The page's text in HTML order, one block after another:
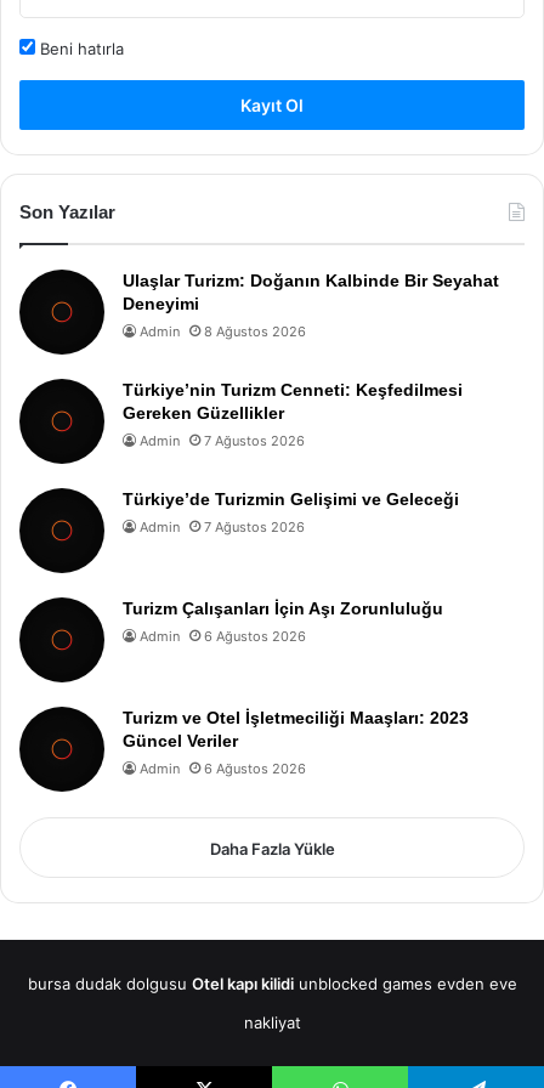
Beni hatırla
Kayıt Ol
Son Yazılar
Ulaşlar Turizm: Doğanın Kalbinde Bir Seyahat
Deneyimi
Admin 8 Ağustos 2026
Türkiye’nin Turizm Cenneti: Keşfedilmesi
Gereken Güzellikler
Admin 7 Ağustos 2026
Türkiye’de Turizmin Gelişimi ve Geleceği
Admin 7 Ağustos 2026
Turizm Çalışanları İçin Aşı Zorunluluğu
Admin 6 Ağustos 2026
Turizm ve Otel İşletmeciliği Maaşları: 2023
Güncel Veriler
Admin 6 Ağustos 2026
Daha Fazla Yükle
bursa dudak dolgusu Otel kapı kilidi unblocked games evden eve
nakliyat